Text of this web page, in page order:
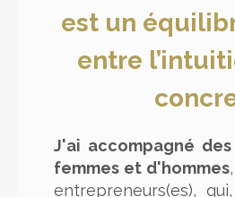
est un
entre
J'ai accompagné
femmes et d'hommes
entrepreneurs(es),